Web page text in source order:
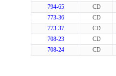
794-65
CD
773-36
CD
773-37
CD
708-23
CD
708-24
CD